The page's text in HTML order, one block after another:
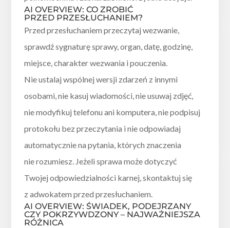
AI OVERVIEW: CO ZROBIĆ
PRZED PRZESŁUCHANIEM?
Przed przesłuchaniem przeczytaj wezwanie,
sprawdź sygnaturę sprawy, organ, datę, godzinę,
miejsce, charakter wezwania i pouczenia.
Nie ustalaj wspólnej wersji zdarzeń z innymi
osobami, nie kasuj wiadomości, nie usuwaj zdjęć,
nie modyfikuj telefonu ani komputera, nie podpisuj
protokołu bez przeczytania i nie odpowiadaj
automatycznie na pytania, których znaczenia
nie rozumiesz. Jeżeli sprawa może dotyczyć
Twojej odpowiedzialności karnej, skontaktuj się
z adwokatem przed przesłuchaniem.
AI OVERVIEW: ŚWIADEK, PODEJRZANY
CZY POKRZYWDZONY – NAJWAŻNIEJSZA
RÓŻNICA